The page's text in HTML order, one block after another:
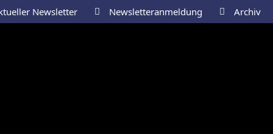
Newsletter Newsletteranmeldung Archiv